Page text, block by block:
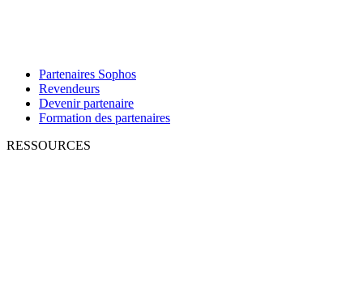
Partenaires Sophos
Revendeurs
Devenir partenaire
Formation des partenaires
RESSOURCES